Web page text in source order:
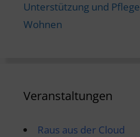
Unterstützung und Pflege
Wohnen
Veranstaltungen
Raus aus der Cloud